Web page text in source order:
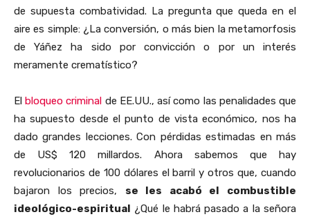
de supuesta combatividad. La pregunta que queda en el
aire es simple: ¿La conversión, o más bien la metamorfosis
de Yáñez ha sido por convicción o por un interés
meramente crematístico?
Elbloqueo criminal de EE.UU., así como las penalidades que
ha supuesto desde el punto de vista económico, nos ha
dado grandes lecciones. Con pérdidas estimadas en más
de US$ 120 millardos. Ahora sabemos que hay
revolucionarios de 100 dólares el barril y otros que, cuando
bajaron los precios, se les acabó el combustible
ideológico-espiritual ¿Qué le habrá pasado a la señora